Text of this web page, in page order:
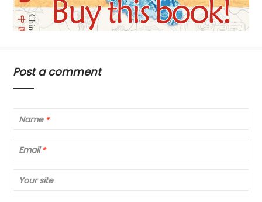
Post a comment
Name *
Email *
Your site